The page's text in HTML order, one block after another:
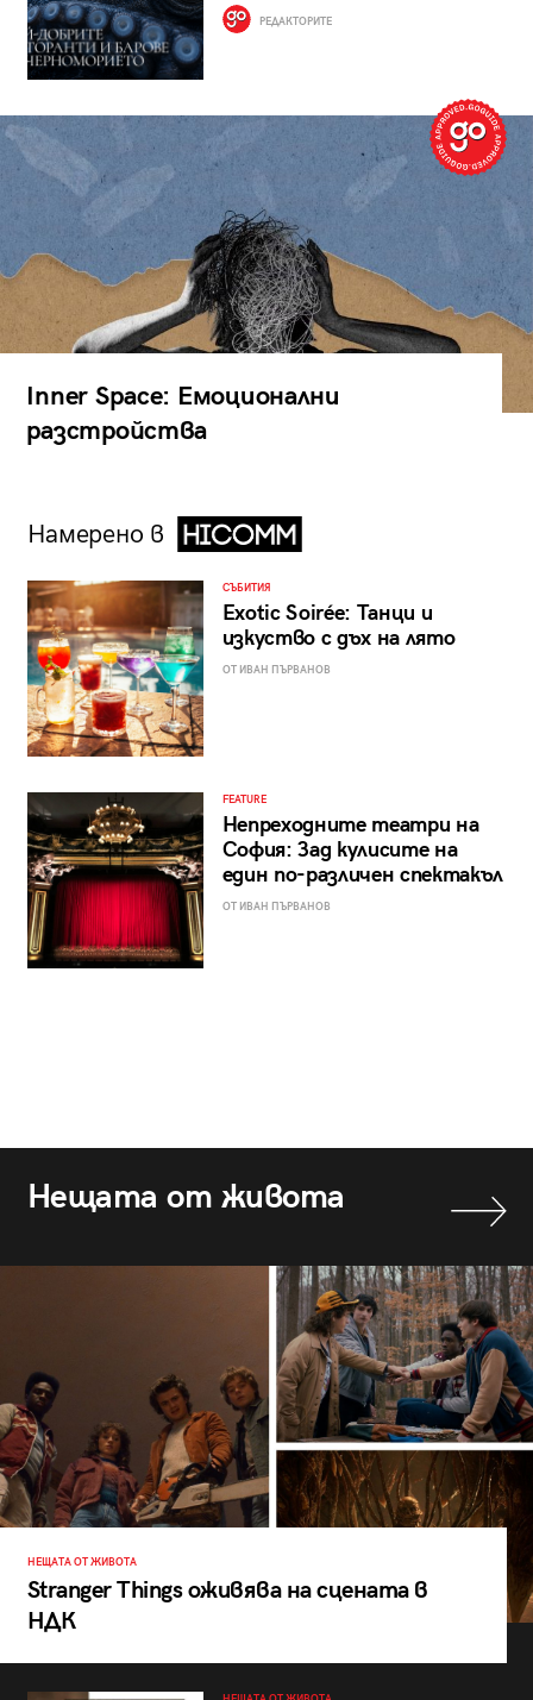
РЕДАКТОРИТЕ
Inner Space: Емоционални
разстройства
Намерено в
СЪБИТИЯ
Exotic Soirée: Танци и
изкуство с дъх на лято
ОТ ИВАН ПЪРВАНОВ
FEATURE
Непреходните театри на
София: Зад кулисите на
един по-различен спектакъл
ОТ ИВАН ПЪРВАНОВ
Нещата от живота
НЕЩАТА ОТ ЖИВОТА
Stranger Things оживява на сцената в
НДК